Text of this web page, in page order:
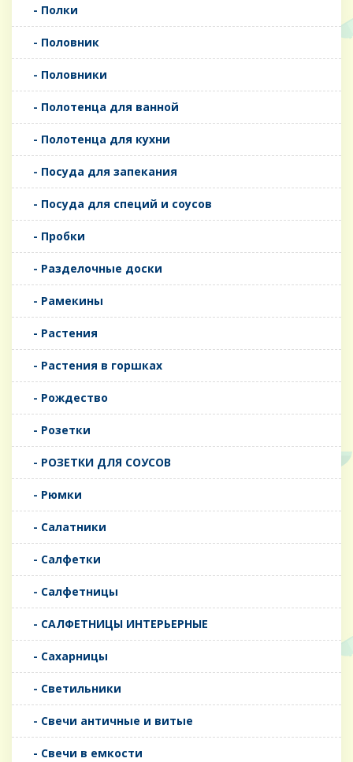
- Полки
- Половник
- Половники
- Полотенца для ванной
- Полотенца для кухни
- Посуда для запекания
- Посуда для специй и соусов
- Пробки
- Разделочные доски
- Рамекины
- Растения
- Растения в горшках
- Рождество
- Розетки
- РОЗЕТКИ ДЛЯ СОУСОВ
- Рюмки
- Салатники
- Салфетки
- Салфетницы
- САЛФЕТНИЦЫ ИНТЕРЬЕРНЫЕ
- Сахарницы
- Светильники
- Свечи античные и витые
- Свечи в емкости